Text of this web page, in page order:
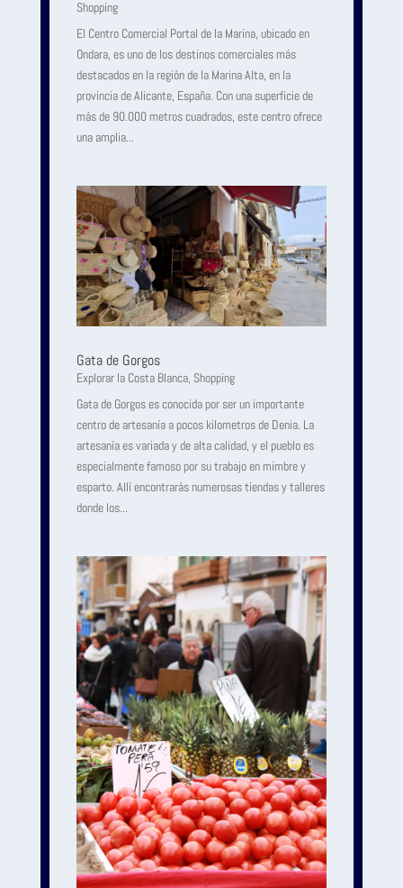
Shopping
El Centro Comercial Portal de la Marina, ubicado en
Ondara, es uno de los destinos comerciales más
destacados en la región de la Marina Alta, en la
provincia de Alicante, España. Con una superficie de
más de 90.000 metros cuadrados, este centro ofrece
una amplia...
Gata de Gorgos
Explorar la Costa Blanca, Shopping
Gata de Gorgos es conocida por ser un importante
centro de artesanía a pocos kilometros de Denia. La
artesanía es variada y de alta calidad, y el pueblo es
especialmente famoso por su trabajo en mimbre y
esparto. Allí encontrarás numerosas tiendas y talleres
donde los...